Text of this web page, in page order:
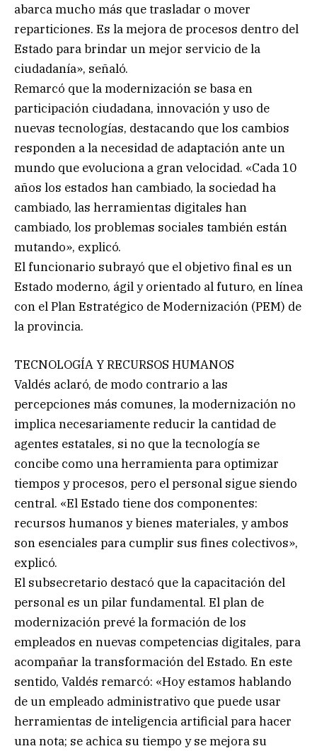
abarca mucho más que trasladar o mover
reparticiones. Es la mejora de procesos dentro del
Estado para brindar un mejor servicio de la
ciudadanía», señaló.
Remarcó que la modernización se basa en
participación ciudadana, innovación y uso de
nuevas tecnologías, destacando que los cambios
responden a la necesidad de adaptación ante un
mundo que evoluciona a gran velocidad. «Cada 10
años los estados han cambiado, la sociedad ha
cambiado, las herramientas digitales han
cambiado, los problemas sociales también están
mutando», explicó.
El funcionario subrayó que el objetivo final es un
Estado moderno, ágil y orientado al futuro, en línea
con el Plan Estratégico de Modernización (PEM) de
la provincia.
TECNOLOGÍA Y RECURSOS HUMANOS
Valdés aclaró, de modo contrario a las
percepciones más comunes, la modernización no
implica necesariamente reducir la cantidad de
agentes estatales, si no que la tecnología se
concibe como una herramienta para optimizar
tiempos y procesos, pero el personal sigue siendo
central. «El Estado tiene dos componentes:
recursos humanos y bienes materiales, y ambos
son esenciales para cumplir sus fines colectivos»,
explicó.
El subsecretario destacó que la capacitación del
personal es un pilar fundamental. El plan de
modernización prevé la formación de los
empleados en nuevas competencias digitales, para
acompañar la transformación del Estado. En este
sentido, Valdés remarcó: «Hoy estamos hablando
de un empleado administrativo que puede usar
herramientas de inteligencia artificial para hacer
una nota; se achica su tiempo y se mejora su